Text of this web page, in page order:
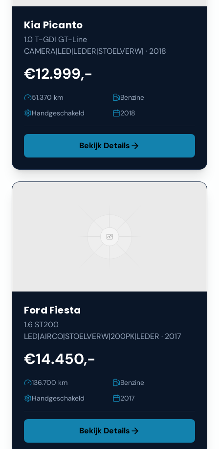
Kia Picanto
1.0 T-GDI GT-Line
CAMERA|LED|LEDER|STOELVERW| · 2018
€12.999,-
51.370 km
Benzine
Handgeschakeld
2018
Bekijk Details
Ford Fiesta
1.6 ST200
LED|AIRCO|STOELVERW|200PK|LEDER · 2017
€14.450,-
136.700 km
Benzine
Handgeschakeld
2017
Bekijk Details